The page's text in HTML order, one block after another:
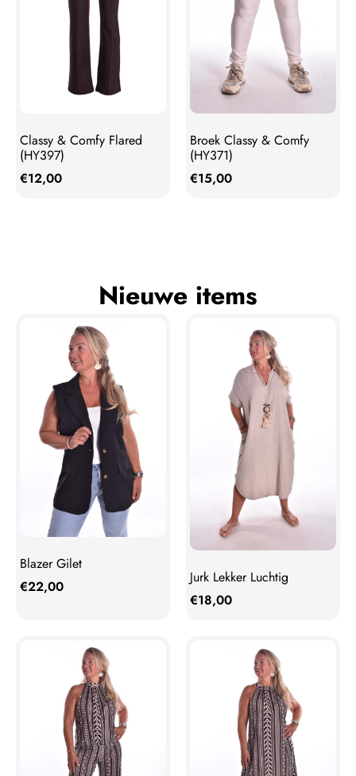
Classy & Comfy Flared
(HY397)
€12,00
Broek Classy & Comfy
(HY371)
€15,00
Nieuwe items
Blazer Gilet
€22,00
Jurk Lekker Luchtig
€18,00